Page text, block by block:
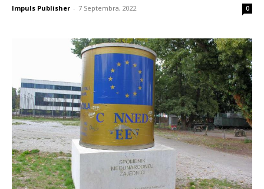
Impuls Publisher - 7 Septembra, 2022 0